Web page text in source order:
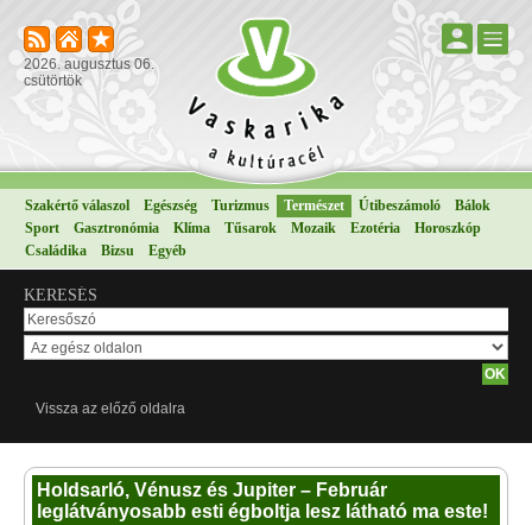
2026. augusztus 06.
csütörtök
Szakértő válaszol Egészség Turizmus Természet Útibeszámoló
Bálok
Sport
Gasztronómia Klíma Tűsarok Mozaik Ezotéria
Horoszkóp
Családika
Bizsu Egyéb
KERESÉS
Vissza az előző oldalra
Holdsarló, Vénusz és Jupiter – Február
leglátványosabb esti égboltja lesz látható ma este!